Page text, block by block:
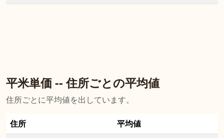
平米単価 -- 住所ごとの平均値
住所ごとに平均値を出しています。
住所
平均値